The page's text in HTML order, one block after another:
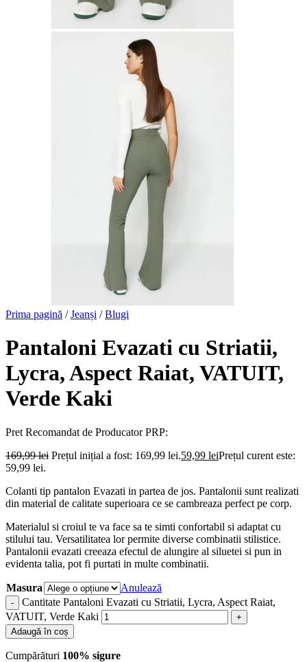
Prima pagină / Jeanși / Blugi
Pantaloni Evazati cu Striatii,
Lycra, Aspect Raiat, VATUIT,
Verde Kaki
Pret Recomandat de ProducatorPRP:
169,99lei Prețul inițial a fost: 169,99 lei.59,99 leiPrețul curent este:
59,99 lei.
Colanti tip pantalon Evazati in partea de jos. Pantalonii sunt realizati
din material de calitate superioara ce se cambreaza perfect pe corp.
Materialul si croiul te va face sa te simti confortabil si adaptat cu
stilului tau. Versatilitatea lor permite diverse combinatii stilistice.
Pantalonii evazati creeaza efectul de alungire al siluetei si pun in
evidenta talia, pot fi purtati in multe combinatii.
Masura
Anulează
Cantitate Pantaloni Evazati cu Striatii, Lycra, Aspect Raiat,
VATUIT, Verde Kaki
Adaugă în coș
Cumpărături 100% sigure